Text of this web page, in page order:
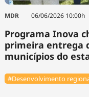
MDR 06/06/2026 10:00h
Programa Inova
primeira entrega
municípios do
#Desenvolvimento